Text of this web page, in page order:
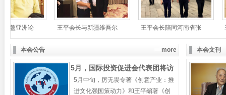
《创意产业》《创意先导》韩文
版首发
5月13日下午，第十一届中国人民
政治协商会议副
副主席、国际投
本会公告 more
5月，国际投资促进会代表团将访
问韩国
5月中旬，厉无畏专著《创意产业：推
进文化强国策动力》和王平编著《创
本会文刊